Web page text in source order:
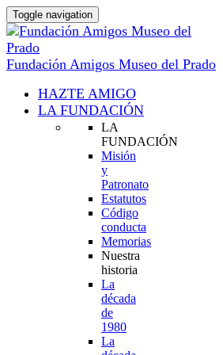
Toggle navigation
Fundación Amigos Museo del Prado
HAZTE AMIGO
LA FUNDACIÓN
LA
FUNDACIÓN
Misión
y
Patronato
Estatutos
Código
conducta
Memorias
Nuestra
historia
La
década
de
1980
La